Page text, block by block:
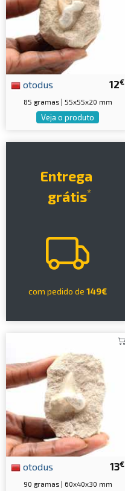
12€
otodus
85 gramas | 55x55x20 mm
Veja o produto
Entrega
grátis*
com pedido de 149€
13€
otodus
90 gramas | 60x40x30 mm